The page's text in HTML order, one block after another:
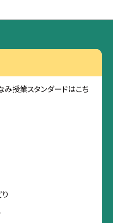
み授業スタンダードはこち